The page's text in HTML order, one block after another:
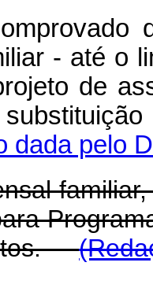
- até o
de
dada pelo